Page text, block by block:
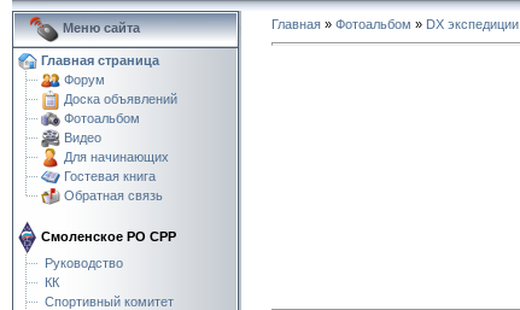
Меню сайта
Главная страница
Форум
Доска объявлений
Фотоальбом
Видео
Для начинающих
Гостевая книга
Обратная связь
Смоленское РО СРР
Руководство
КК
Спортивный комитет
Главная » Фотоальбом » DX экспедиции